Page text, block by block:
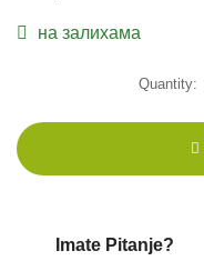
на залихама
Imate Pitanje?